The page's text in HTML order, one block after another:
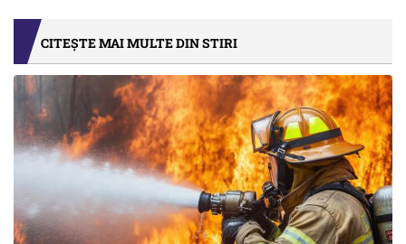
CITEȘTE MAI MULTE DIN STIRI